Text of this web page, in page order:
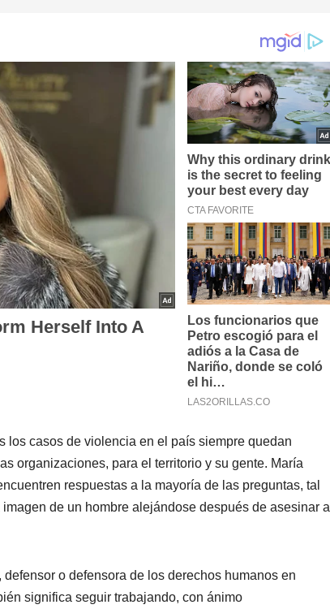
los casos de violencia en el país siempre quedan
organizaciones, para el territorio y su gente. María
respuestas a la mayoría de las preguntas, tal
de un hombre alejándose después de asesinar a
o defensora de los derechos humanos en
significa seguir trabajando, con ánimo